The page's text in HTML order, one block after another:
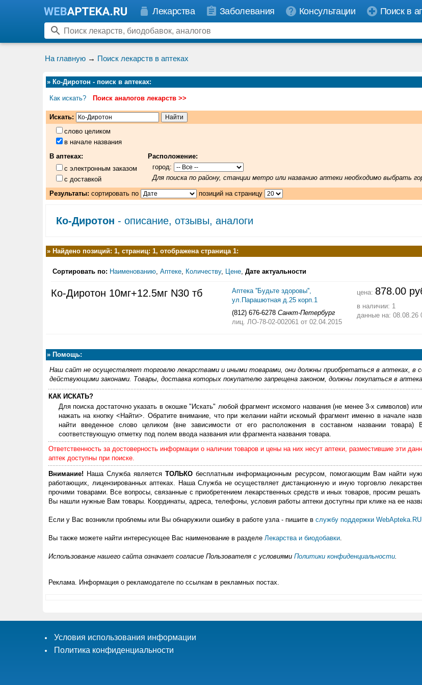
Лекарства Заболевания Консультации Поиск в
На главную → Поиск лекарств в аптеках
» Ко-Диротон - поиск в аптеках:
Как искать? Поиск аналогов лекарств >>
Искать:
слово целиком
в начале названия
В аптеках:
с электронным заказом
с доставкой
Расположение:
город:
Для поиска по району, станции метро или названию аптеки необходимо выбрать
Результаты: сортировать по позиций на страницу
Ко-Диротон - описание, отзывы, аналоги
» Найдено позиций: 1, страниц: 1, отображена страница 1:
Сортировать по: Наименованию Аптеке Количеству, Цене Дате актуальности
Ко-Диротон 10мг+12.5мг N30 тб
Аптека ''Будьте здоровы'',
ул.Парашютная д.25 корп.1
(812) 676-6278 Санкт-Петербург
лиц. ЛО-78-02-002061 от 02.04.2015
цена: 878.00
в наличии: 1
данные на: 08.08.26
» Помощь:
Наш сайт не осуществляет торговлю лекарствами и иными товарами, они должны приобретаться в аптеках, в
действующими законами. Товары, доставка которых покупателю запрещена законом, должны покупаться в
КАК ИСКАТЬ?
Для поиска достаточно указать в окошке "Искать" любой фрагмент искомого названия (не менее 3-х символов)
нажать на кнопку <Найти>. Обратите внимание, что при желании найти искомый фрагмент именно в начале
найти введенное слово целиком (вне зависимости от его расположения в составном названии товара)
соответствующую отметку под полем ввода названия или фрагмента названия товара.
Ответственность за достоверность информации о наличии товаров и цены на них несут аптеки, разместившие эти
аптек доступны при поиске.
Внимание! Наша Служба являетсяТОЛЬКО бесплатным информационным ресурсом, помогающим Вам найти
работающих, лицензированных аптеках. Наша Служба не осуществляет дистанционную и иную торговлю
прочими товарами. Все вопросы, связанные с приобретением лекарственных средств и иных товаров, просим решать
Вы нашли нужные Вам товары. Координаты, адреса, телефоны, условия работы аптеки доступны при клике на ее
Если у Вас возникли проблемы или Вы обнаружили ошибку в работе узла - пишите в службу поддержки WebApteka.RU
Вы также можете найти интересующее Вас наименование в разделе Лекарства и биодобавки
Использование нашего сайта означает согласие Пользователя с условиями Политики конфиденциальности
Реклама. Информация о рекламодателе по ссылкам в рекламных постах.
Условия использования информации
Политика конфиденциальности